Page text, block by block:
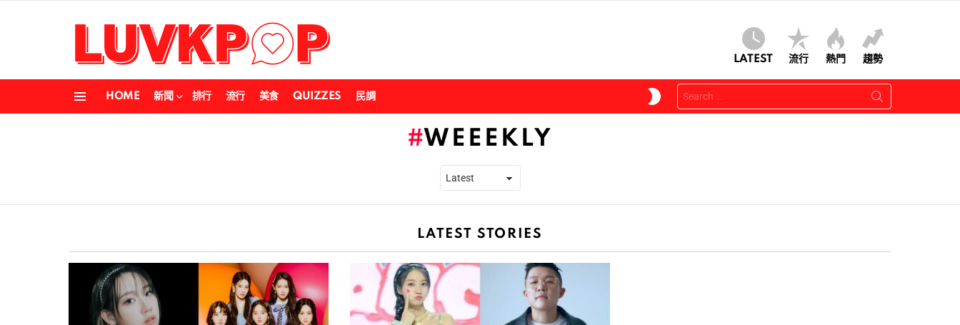
LATEST 流行 熱門 趨勢
HOME 新聞 排行 流行 美食 QUIZZES 民調
SKIN
Search
for:
WEEEKLY
LATEST STORIES